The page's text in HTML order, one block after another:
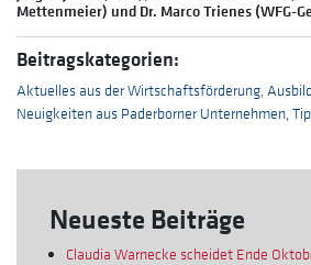
Mettenmeier) und Dr. Marco Trienes (WFG-
Beitragskategorien:
Aktuelles aus der Wirtschaftsförderung,
Neuigkeiten aus Paderborner Unternehmen,
Neueste Beiträge
Claudia Warnecke scheidet Ende